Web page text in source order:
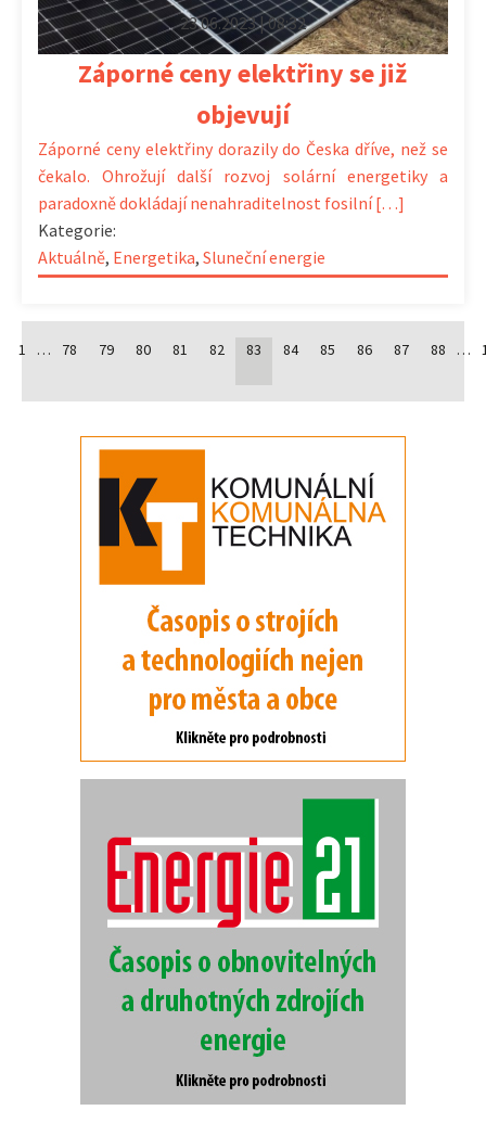
23.06.2023 | 08:32
Záporné ceny elektřiny se již
objevují
Záporné ceny elektřiny dorazily do Česka dříve, než se
čekalo. Ohrožují další rozvoj solární energetiky a
paradoxně dokládají nenahraditelnost fosilní […]
Kategorie:
Aktuálně, Energetika, Sluneční energie
1 … 78 79 80 81 82 83 84 85 86 87 88 …